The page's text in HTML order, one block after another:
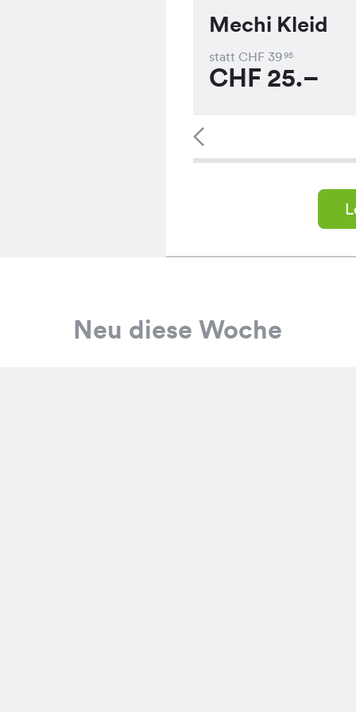
Mechi Kleid
statt CHF 3995
CHF 25.–
Neu diese Woche